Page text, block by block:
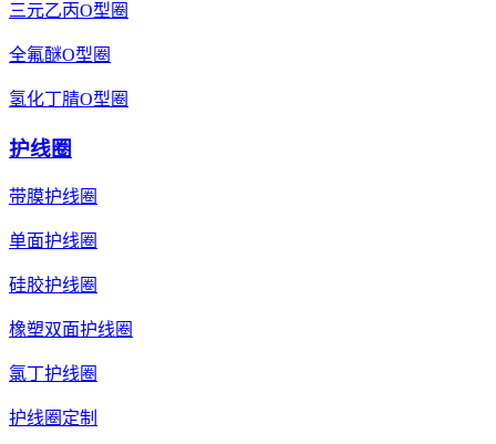
三元乙丙O型圈
全氟醚O型圈
氢化丁腈O型圈
护线圈
带膜护线圈
单面护线圈
硅胶护线圈
橡塑双面护线圈
氯丁护线圈
护线圈定制